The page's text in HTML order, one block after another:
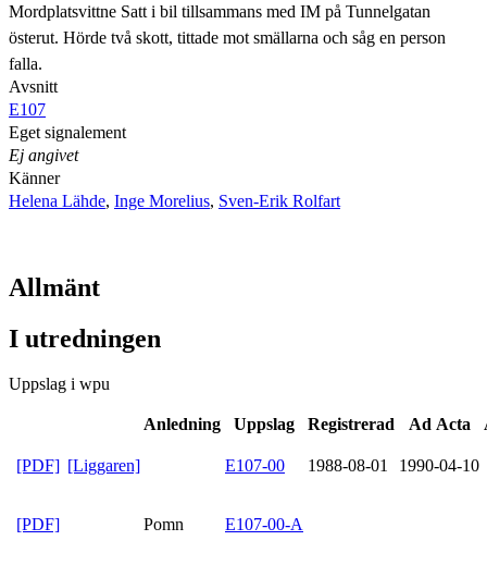
Mordplatsvittne Satt i bil tillsammans med IM på Tunnelgatan
österut. Hörde två skott, tittade mot smällarna och såg en person
falla.
Avsnitt
E107
Eget signalement
Ej angivet
Känner
Helena Lähde, Inge Morelius, Sven-Erik Rolfart
Allmänt
I utredningen
Uppslag i wpu
Anledning Uppslag Registrerad Ad Acta
[PDF] [Liggaren] E107-00 1988-08-01 1990-04-10
[PDF] Pomn E107-00-A